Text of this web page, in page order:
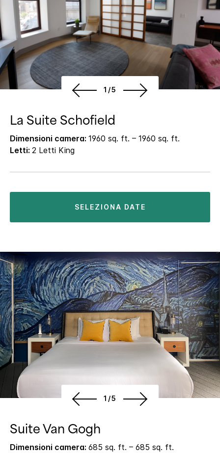
1/5
La Suite Schofield
Dimensioni camera: 1960 sq. ft. – 1960 sq. ft.
Letti: 2 Letti King
SELEZIONA DATE
1/5
Suite Van Gogh
Dimensioni camera: 685 sq. ft. – 685 sq. ft.